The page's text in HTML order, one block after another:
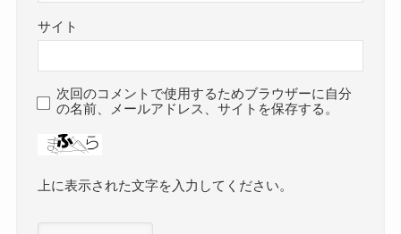
サイト
次回のコメントで使用するためブラウザーに自分
の名前、メールアドレス、サイトを保存する。
上に表示された文字を入力してください。